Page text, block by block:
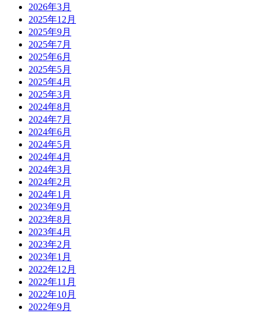
2026年3月
2025年12月
2025年9月
2025年7月
2025年6月
2025年5月
2025年4月
2025年3月
2024年8月
2024年7月
2024年6月
2024年5月
2024年4月
2024年3月
2024年2月
2024年1月
2023年9月
2023年8月
2023年4月
2023年2月
2023年1月
2022年12月
2022年11月
2022年10月
2022年9月